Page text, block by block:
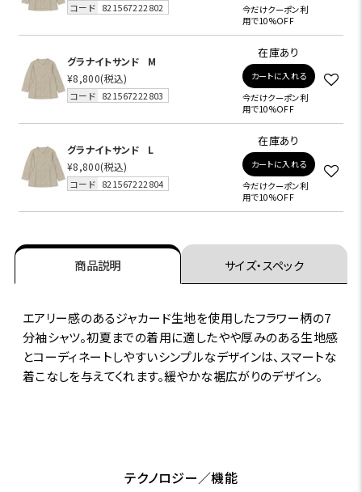
コード 821567222802
今だけクーポン利
用で10%OFF
グラナイトサンド
M
¥8,800(税込)
コード 821567222803
在庫あり
カートに入れる
今だけクーポン利
用で10%OFF
グラナイトサンド
L
¥8,800(税込)
コード 821567222804
在庫あり
カートに入れる
今だけクーポン利
用で10%OFF
商品説明 サイズ・スペック
エアリー感のあるジャカード生地を使用したフラワー柄の7
分袖シャツ。初夏までの着用に適したやや厚みのある生地感
とコーディネートしやすいシンプルなデザインは、スマートな
着こなしを与えてくれます。緩やかな裾広がりのデザイン。
テクノロジー／機能